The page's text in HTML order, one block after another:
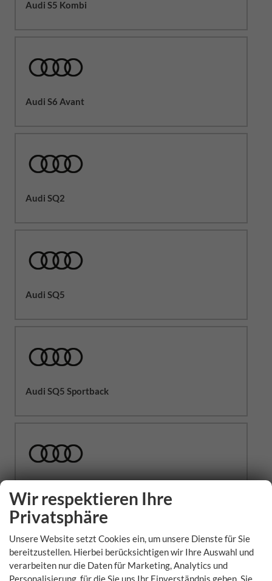
Audi S5 Kombi
Audi S6 Avant
Audi SQ2
Audi SQ5
Audi SQ5 Sportback
Wissenswertes zum Premiumhersteller Audi
Die Marke Audi wurde im Jahr 1909 von August Horch im
sächsischen Zwickau gegründet. Das Logo der vier
ineinander verschlungenen Ringe symbolisiert die
Wir respektieren Ihre
Privatsphäre
Unsere Website setzt Cookies ein, um unsere Dienste für Sie
bereitzustellen. Hierbei berücksichtigen wir Ihre Auswahl und
verarbeiten nur die Daten für Marketing, Analytics und
Personalisierung, für die Sie uns Ihr Einverständnis geben. Sie